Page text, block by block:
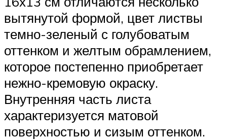
вытянутой формой, цвет листвы
темно-зеленый с голубоватым
оттенком и желтым обрамлением,
которое постепенно приобретает
нежно-кремовую окраску.
Внутренняя часть листа
характеризуется матовой
поверхностью и сизым оттенком.